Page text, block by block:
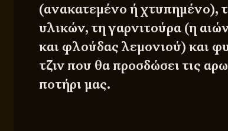
(ανακατεμένο ή χτυπημένο),
υλικών, τη γαρνιτούρα (η
και φλούδας λεμονιού) και
τζιν που θα προσδώσει τις
ποτήρι μας.